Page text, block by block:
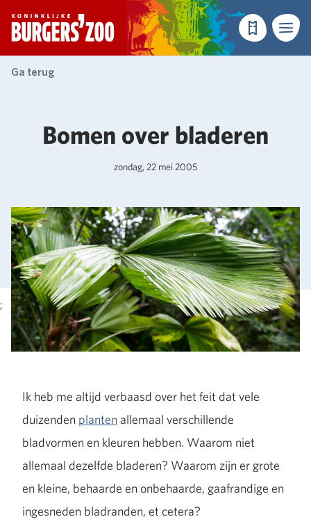
- Homepagina
TicketsMenu
Ga terug
;
Bomen over bladeren
zondag, 22 mei 2005
Ik heb me altijd verbaasd over het feit dat vele
duizenden planten allemaal verschillende
bladvormen en kleuren hebben. Waarom niet
allemaal dezelfde bladeren? Waarom zijn er grote
en kleine, behaarde en onbehaarde, gaafrandige en
ingesneden bladranden, et cetera?